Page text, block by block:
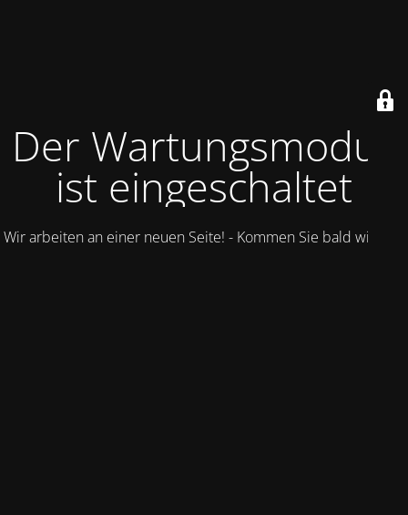
Der Wartungsmodus
ist eingeschaltet
Wir arbeiten an einer neuen Seite! - Kommen Sie bald wieder.